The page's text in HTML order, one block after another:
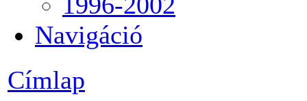
Navigáció
Címlap